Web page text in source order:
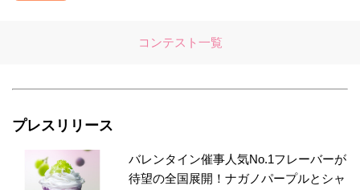
コンテスト一覧
プレスリリース
バレンタイン催事人気No.1フレーバーが
待望の全国展開！ナガノパープルとシャ